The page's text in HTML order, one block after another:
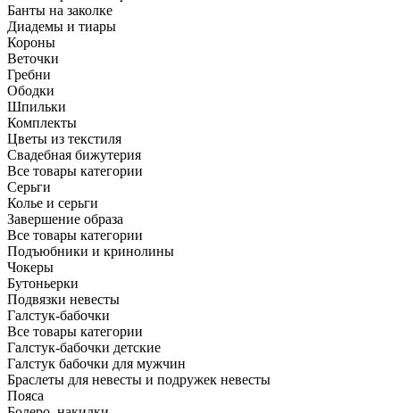
Банты на заколке
Диадемы и тиары
Короны
Веточки
Гребни
Ободки
Шпильки
Комплекты
Цветы из текстиля
Свадебная бижутерия
Все товары категории
Серьги
Колье и серьги
Завершение образа
Все товары категории
Подъюбники и кринолины
Чокеры
Бутоньерки
Подвязки невесты
Галстук-бабочки
Все товары категории
Галстук-бабочки детские
Галстук бабочки для мужчин
Браслеты для невесты и подружек невесты
Пояса